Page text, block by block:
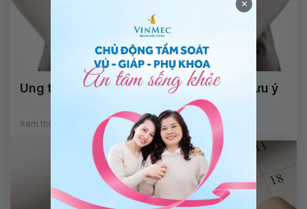
Ung thư cổ tử cung và những điều cần lưu ý
Xem thêm
×